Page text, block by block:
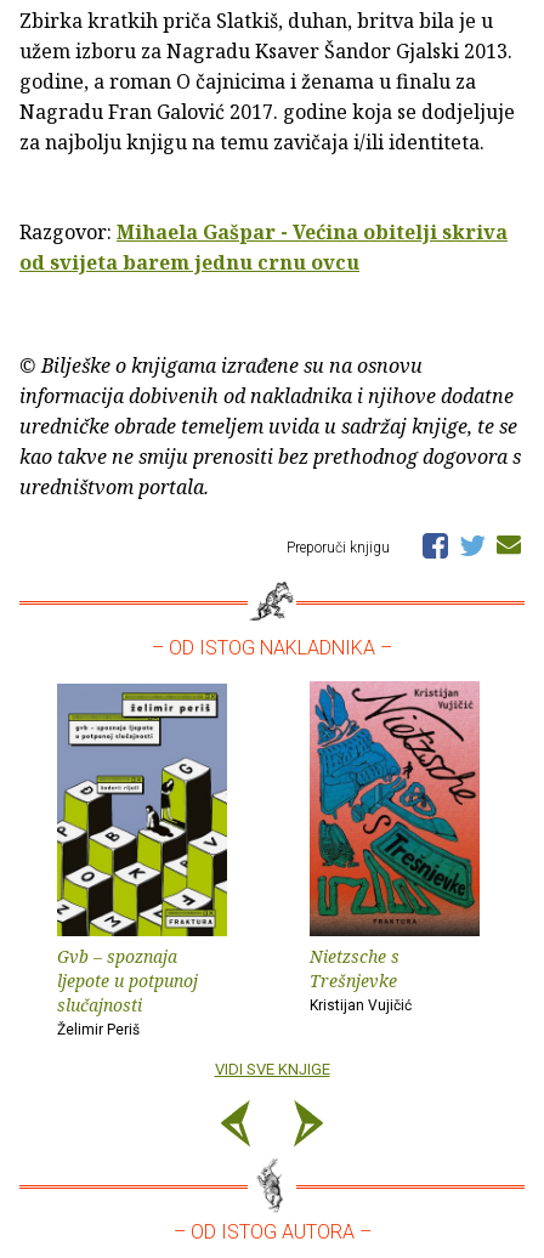
Zbirka kratkih priča Slatkiš, duhan, britva bila je u
užem izboru za Nagradu Ksaver Šandor Gjalski 2013.
godine, a roman O čajnicima i ženama u finalu za
Nagradu Fran Galović 2017. godine koja se dodjeljuje
za najbolju knjigu na temu zavičaja i/ili identiteta.
Razgovor: Mihaela Gašpar - Većina obitelji skriva
od svijeta barem jednu crnu ovcu
© Bilješke o knjigama izrađene su na osnovu
informacija dobivenih od nakladnika i njihove dodatne
uredničke obrade temeljem uvida u sadržaj knjige, te se
kao takve ne smiju prenositi bez prethodnog dogovora s
uredništvom portala.
Preporuči knjigu
– OD ISTOG NAKLADNIKA –
Gvb – spoznaja
ljepote u potpunoj
slučajnosti
Želimir Periš
Nietzsche s
Trešnjevke
Kristijan Vujičić
VIDI SVE KNJIGE
– OD ISTOG AUTORA –